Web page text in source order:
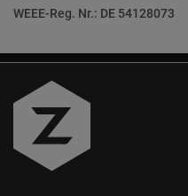
WEEE-Reg. Nr.: DE 54128073